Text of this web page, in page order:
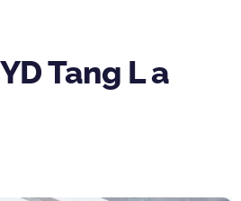
Tang L a